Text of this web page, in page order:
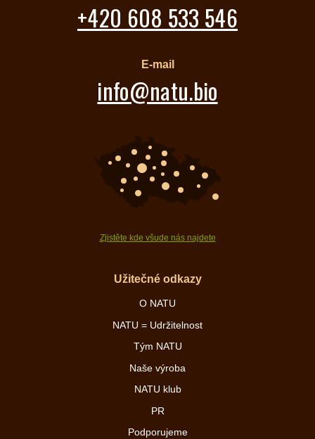
+420 608 533 546
E-mail
info@natu.bio
Zjistěte kde všude nás najdete
Užitečné odkazy
O NATU
NATU = Udržitelnost
Tým NATU
Naše výroba
NATU klub
PR
Podporujeme